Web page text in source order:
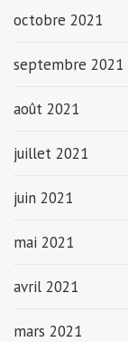
octobre 2021
septembre 2021
août 2021
juillet 2021
juin 2021
mai 2021
avril 2021
mars 2021